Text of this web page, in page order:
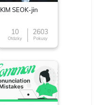
KIM SEOK-jin
10
Otázky
2603
Pokusy